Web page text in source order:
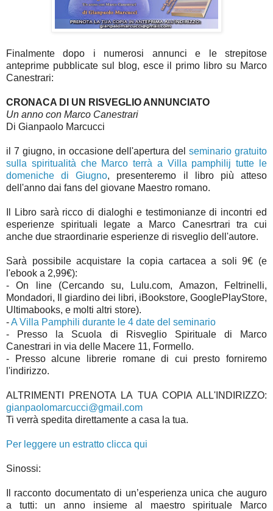
Finalmente dopo i numerosi annunci e le strepitose
anteprime pubblicate sul blog, esce il primo libro su Marco
Canestrari:
CRONACA DI UN RISVEGLIO ANNUNCIATO
Un anno con Marco Canestrari
Di Gianpaolo Marcucci
il 7 giugno, in occasione dell'apertura delseminario gratuito
sulla spiritualità che Marco terrà a Villa pamphilij tutte le
domeniche di Giugno, presenteremo il libro più atteso
dell'anno dai fans del giovane Maestro romano.
Il Libro sarà ricco di dialoghi e testimonianze di incontri ed
esperienze spirituali legate a Marco Canesrtrari tra cui
anche due straordinarie esperienze di risveglio dell'autore.
Sarà possibile acquistare la copia cartacea a soli 9€ (e
l'ebook a 2,99€):
- On line (Cercando su, Lulu.com, Amazon, Feltrinelli,
Mondadori, Il giardino dei libri, iBookstore, GooglePlayStore,
Ultimabooks, e molti altri store).
-A Villa Pamphili durante le 4 date del seminario
- Presso la Scuola di Risveglio Spirituale di Marco
Canestrari in via delle Macere 11, Formello.
- Presso alcune librerie romane di cui presto forniremo
l'indirizzo.
ALTRIMENTI PRENOTA LA TUA COPIA ALL'INDIRIZZO:
gianpaolomarcucci@gmail.com
Ti verrà spedita direttamente a casa la tua.
Per leggere un estratto clicca qui
Sinossi:
Il racconto documentato di un’esperienza unica che auguro
a tutti: un anno insieme al maestro spirituale Marco